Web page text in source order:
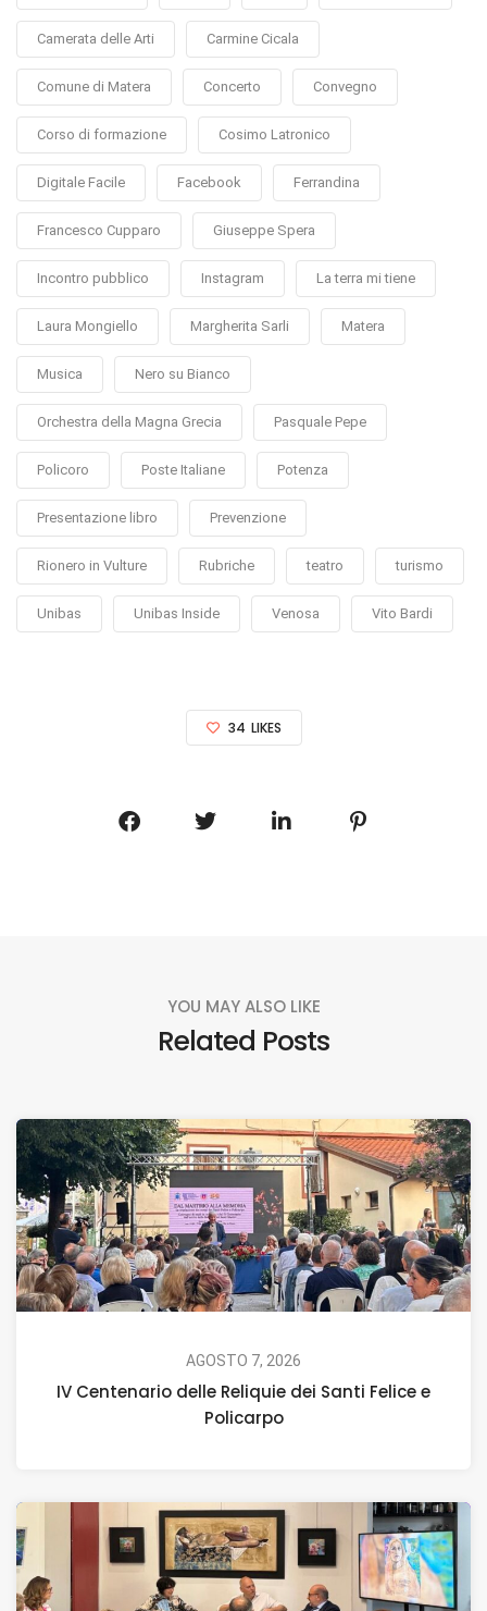
Camerata delle Arti Carmine Cicala
Comune di Matera Concerto Convegno
Corso di formazione Cosimo Latronico
Digitale Facile Facebook Ferrandina
Francesco Cupparo Giuseppe Spera
Incontro pubblico Instagram La terra mi tiene
Laura Mongiello Margherita Sarli Matera
Musica Nero su Bianco
Orchestra della Magna Grecia Pasquale Pepe
Policoro Poste Italiane Potenza
Presentazione libro Prevenzione
Rionero in Vulture Rubriche teatro turismo
Unibas Unibas Inside Venosa Vito Bardi
34 LIKES
YOU MAY ALSO LIKE
Related Posts
AGOSTO 7, 2026
IV Centenario delle Reliquie dei Santi Felice e
Policarpo